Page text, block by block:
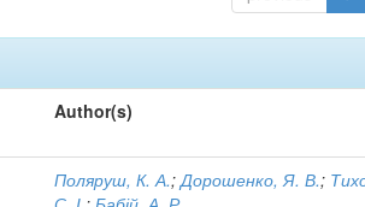
Author(s)
Поляруш, К. А.;Дорошенко, Я. В.;